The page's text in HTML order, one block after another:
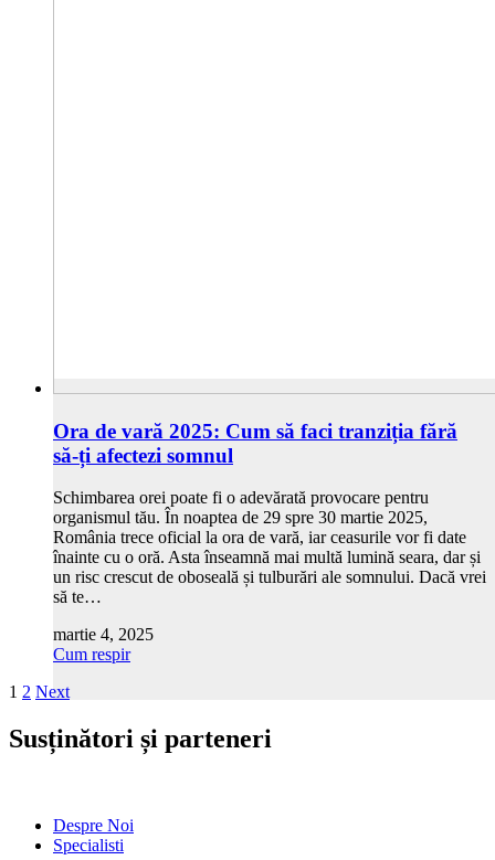
Ora de vară 2025: Cum să faci tranziția fără
să-ți afectezi somnul
Schimbarea orei poate fi o adevărată provocare pentru
organismul tău. În noaptea de 29 spre 30 martie 2025,
România trece oficial la ora de vară, iar ceasurile vor fi date
înainte cu o oră. Asta înseamnă mai multă lumină seara, dar și
un risc crescut de oboseală și tulburări ale somnului. Dacă vrei
să te…
martie 4, 2025
Cum respir
1 2 Next
Susținători și parteneri
Despre Noi
Specialisti